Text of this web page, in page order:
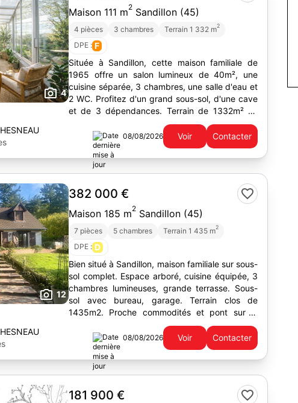
4
Maison 111 m2 Sandillon (45)
4 pièces 3 chambres Terrain 1 332 m2
DPE : F
Située à Sandillon, cette maison familiale de
1965 offre un salon lumineux de 40m², une
cuisine séparée, 3 chambres, une salle d'eau et
2 WC. Profitez d'un grand sous-sol, d'une cave
et de 3 dépendances. Terrain de 1332m² au
08/08/2026 Voir Contacter
12
382 000 €
Maison 185 m2 Sandillon (45)
7 pièces 5 chambres Terrain 1 435 m2
DPE : D
Bien situé à Sandillon, maison familiale sur sous-
sol complet. Espace arboré, cuisine équipée, 3
chambres lumineuses, grande terrasse. Sous-
sol avec bureau, garage. Terrain clos de
1435m2. Proche commodités et pont sur la
08/08/2026 Voir Contacter
181 900 €